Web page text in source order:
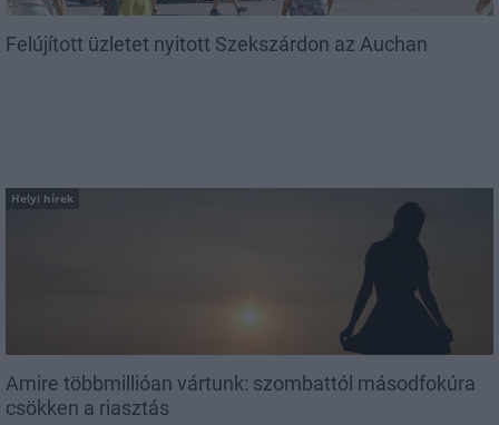
Felújított üzletet nyitott Szekszárdon az Auchan
Helyi hírek
Amire többmillióan vártunk: szombattól másodfokúra
csökken a riasztás